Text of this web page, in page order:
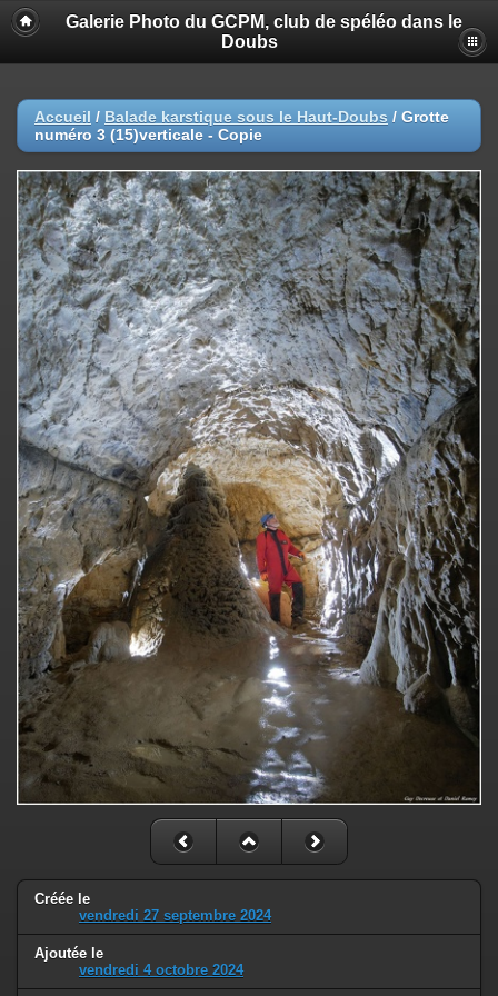
Galerie Photo du GCPM, club de spéléo dans le
Doubs
Accueil / Balade karstique sous le Haut-Doubs / Grotte
numéro 3 (15)verticale - Copie
Créée le
vendredi 27 septembre 2024
Ajoutée le
vendredi 4 octobre 2024